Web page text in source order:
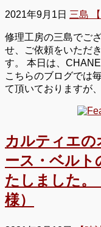
2021年9月1日 三島
修理工房の三島でご
せ、ご依頼をいただ
す。 本日は、
こちらのブログでは
て頂いておりますが
カルティエの
ース・ベルト
たしました。
様）